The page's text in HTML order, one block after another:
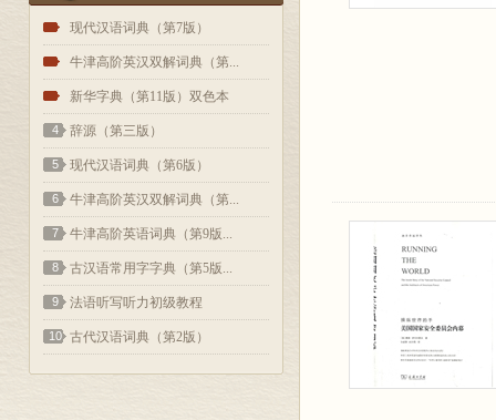
1 现代汉语词典（第7版）
2 牛津高阶英汉双解词典（第...
3 新华字典（第11版）双色本
4 辞源（第三版）
5 现代汉语词典（第6版）
6 牛津高阶英汉双解词典（第...
7 牛津高阶英语词典（第9版...
8 古汉语常用字字典（第5版...
9 法语听写听力初级教程
10 古代汉语词典（第2版）